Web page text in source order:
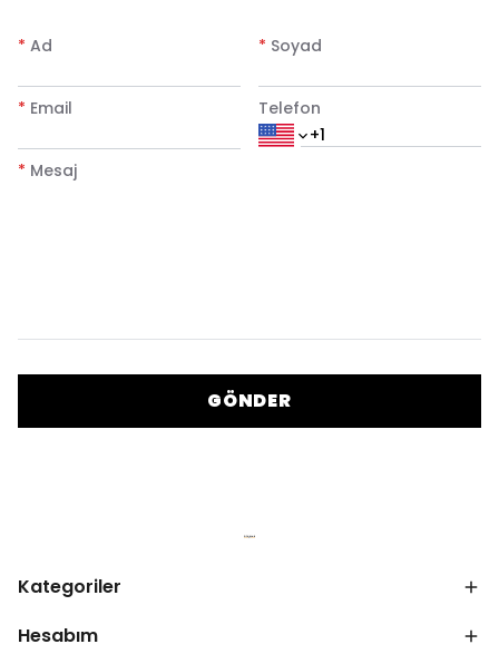
* Ad * Soyad
* Email Telefon
* Mesaj
GÖNDER
Kategoriler
Hesabım